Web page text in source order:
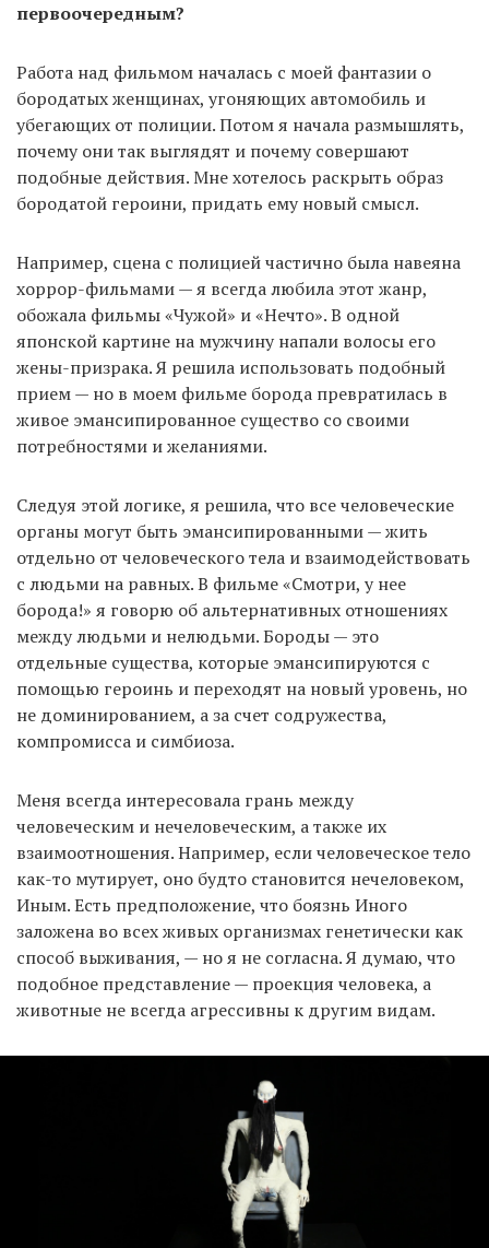
первоочередным?
Работа над фильмом началась с моей фантазии о
бородатых женщинах, угоняющих автомобиль и
убегающих от полиции. Потом я начала размышлять,
почему они так выглядят и почему совершают
подобные действия. Мне хотелось раскрыть образ
бородатой героини, придать ему новый смысл.
Например, сцена с полицией частично была навеяна
хоррор-фильмами — я всегда любила этот жанр,
обожала фильмы «Чужой» и «Нечто». В одной
японской картине на мужчину напали волосы его
жены-призрака. Я решила использовать подобный
прием — но в моем фильме борода превратилась в
живое эмансипированное существо со своими
потребностями и желаниями.
Следуя этой логике, я решила, что все человеческие
органы могут быть эмансипированными — жить
отдельно от человеческого тела и взаимодействовать
с людьми на равных. В фильме «Смотри, у нее
борода!» я говорю об альтернативных отношениях
между людьми и нелюдьми. Бороды — это
отдельные существа, которые эмансипируются с
помощью героинь и переходят на новый уровень, но
не доминированием, а за счет содружества,
компромисса и симбиоза.
Меня всегда интересовала грань между
человеческим и нечеловеческим, а также их
взаимоотношения. Например, если человеческое тело
как-то мутирует, оно будто становится нечеловеком,
Иным. Есть предположение, что боязнь Иного
заложена во всех живых организмах генетически как
способ выживания, — но я не согласна. Я думаю, что
подобное представление — проекция человека, а
животные не всегда агрессивны к другим видам.